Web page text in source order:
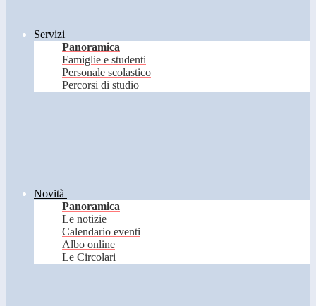
Servizi
Panoramica
Famiglie e studenti
Personale scolastico
Percorsi di studio
Novità
Panoramica
Le notizie
Calendario eventi
Albo online
Le Circolari